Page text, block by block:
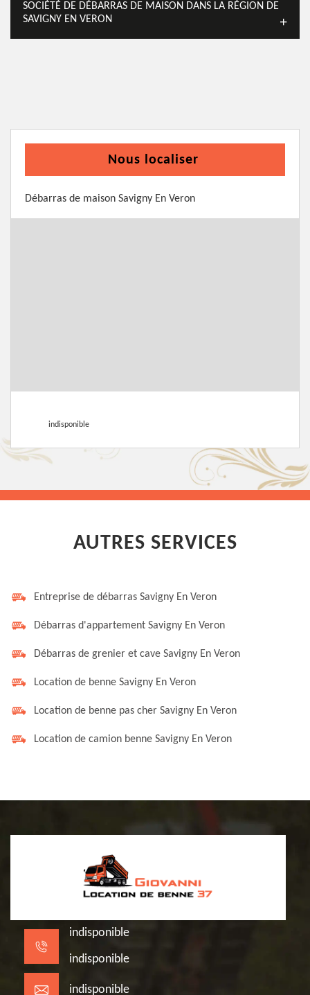
SOCIÉTÉ DE DÉBARRAS DE MAISON DANS LA RÉGION DE
SAVIGNY EN VERON
Nous localiser
Débarras de maison Savigny En Veron
indisponible
AUTRES SERVICES
Entreprise de débarras Savigny En Veron
Débarras d'appartement Savigny En Veron
Débarras de grenier et cave Savigny En Veron
Location de benne Savigny En Veron
Location de benne pas cher Savigny En Veron
Location de camion benne Savigny En Veron
indisponible
indisponible
indisponible